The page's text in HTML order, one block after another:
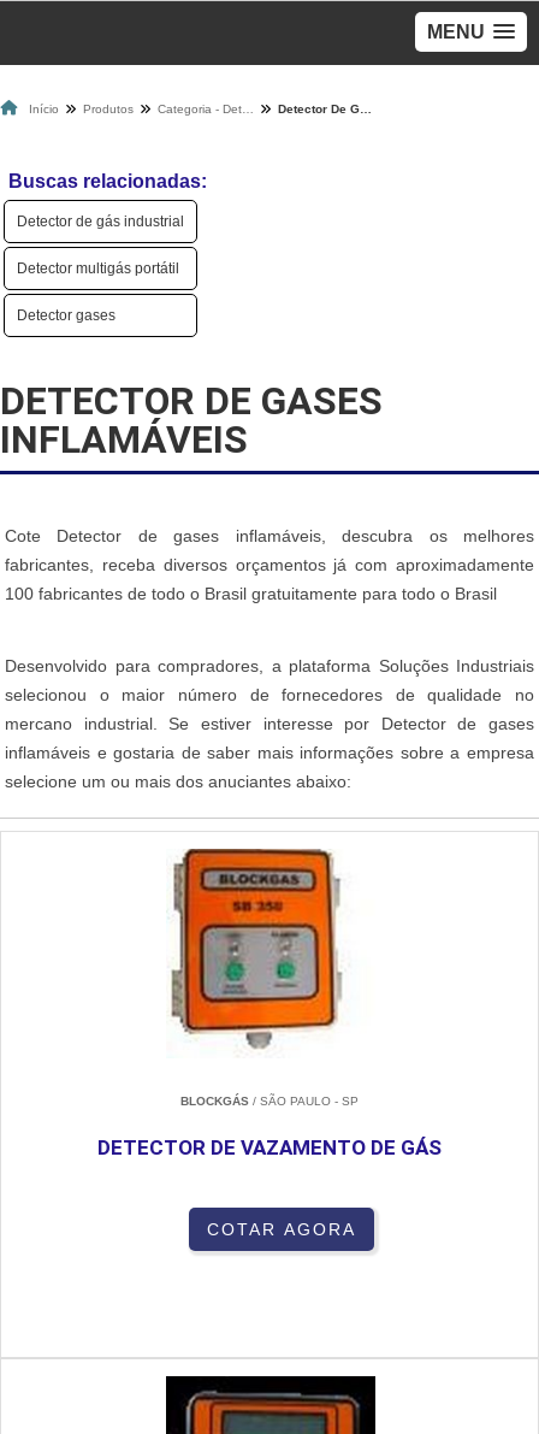
MENU
Início Produtos
Buscas relacionadas:
Detector de gás industrial
Detector multigás portátil
Detector gases
DETECTOR DE GASES
INFLAMÁVEIS
Cote Detector de gases inflamáveis, descubra os melhores
fabricantes, receba diversos orçamentos já com aproximadamente
100 fabricantes de todo o Brasil gratuitamente para todo o Brasil
Desenvolvido para compradores, a plataforma Soluções Industriais
selecionou o maior número de fornecedores de qualidade no
mercano industrial. Se estiver interesse por Detector de gases
inflamáveis e gostaria de saber mais informações sobre a empresa
selecione um ou mais dos anuciantes abaixo:
BLOCKGÁS / SÃO PAULO - SP
DETECTOR DE VAZAMENTO DE GÁS
COTAR AGORA